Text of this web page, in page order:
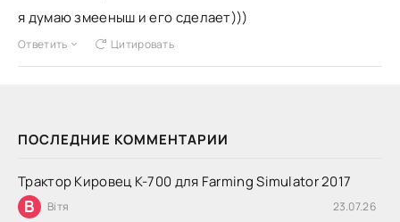
ПОСЛЕДНИЕ КОММЕНТАРИИ
Трактор Кировец К-700 для Farming Simulator 2017
В Вітя 23.07.26
я думаю змееныш и его сделает)))
Ответить Цитировать